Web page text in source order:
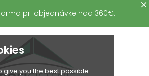
give you the best possible
pri objednávke nad 360€.